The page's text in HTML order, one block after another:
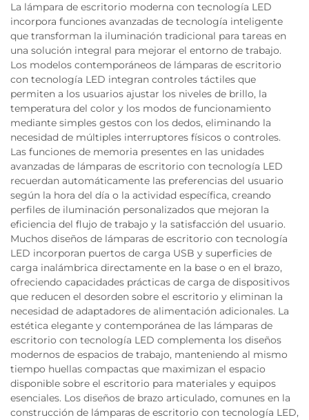
La lámpara de escritorio moderna con tecnología LED
incorpora funciones avanzadas de tecnología inteligente
que transforman la iluminación tradicional para tareas en
una solución integral para mejorar el entorno de trabajo.
Los modelos contemporáneos de lámparas de escritorio
con tecnología LED integran controles táctiles que
permiten a los usuarios ajustar los niveles de brillo, la
temperatura del color y los modos de funcionamiento
mediante simples gestos con los dedos, eliminando la
necesidad de múltiples interruptores físicos o controles.
Las funciones de memoria presentes en las unidades
avanzadas de lámparas de escritorio con tecnología LED
recuerdan automáticamente las preferencias del usuario
según la hora del día o la actividad específica, creando
perfiles de iluminación personalizados que mejoran la
eficiencia del flujo de trabajo y la satisfacción del usuario.
Muchos diseños de lámparas de escritorio con tecnología
LED incorporan puertos de carga USB y superficies de
carga inalámbrica directamente en la base o en el brazo,
ofreciendo capacidades prácticas de carga de dispositivos
que reducen el desorden sobre el escritorio y eliminan la
necesidad de adaptadores de alimentación adicionales. La
estética elegante y contemporánea de las lámparas de
escritorio con tecnología LED complementa los diseños
modernos de espacios de trabajo, manteniendo al mismo
tiempo huellas compactas que maximizan el espacio
disponible sobre el escritorio para materiales y equipos
esenciales. Los diseños de brazo articulado, comunes en la
construcción de lámparas de escritorio con tecnología LED,